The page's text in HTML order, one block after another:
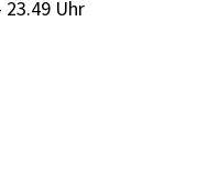
23.49 Uhr